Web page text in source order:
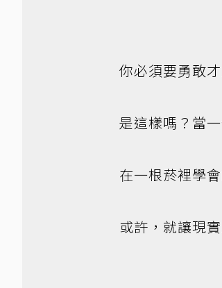
你必須要勇敢
是這樣嗎？當
在一根菸裡學
或許，就讓現